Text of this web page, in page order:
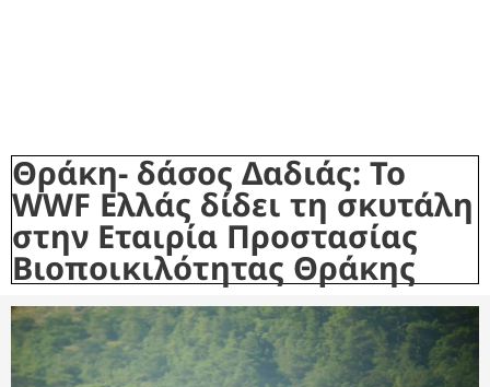
Θράκη- δάσος Δαδιάς: Το
WWF Ελλάς δίδει τη σκυτάλη
στην Εταιρία Προστασίας
Βιοποικιλότητας Θράκης